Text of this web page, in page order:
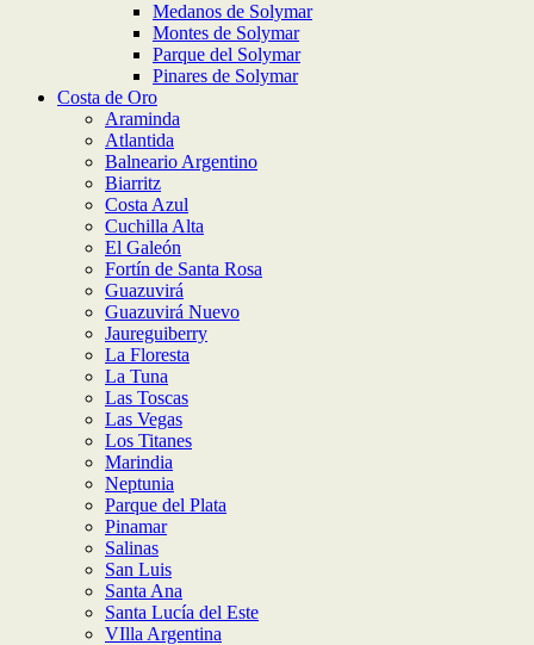
Medanos de Solymar
Montes de Solymar
Parque del Solymar
Pinares de Solymar
Costa de Oro
Araminda
Atlantida
Balneario Argentino
Biarritz
Costa Azul
Cuchilla Alta
El Galeón
Fortín de Santa Rosa
Guazuvirá
Guazuvirá Nuevo
Jaureguiberry
La Floresta
La Tuna
Las Toscas
Las Vegas
Los Titanes
Marindia
Neptunia
Parque del Plata
Pinamar
Salinas
San Luis
Santa Ana
Santa Lucía del Este
VIlla Argentina